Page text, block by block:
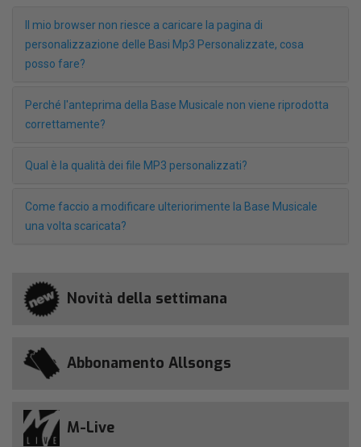
Il mio browser non riesce a caricare la pagina di
personalizzazione delle Basi Mp3 Personalizzate, cosa
posso fare?
Perché l'anteprima della Base Musicale non viene riprodotta
correttamente?
Qual è la qualità dei file MP3 personalizzati?
Come faccio a modificare ulteriorimente la Base Musicale
una volta scaricata?
Novità della settimana
Abbonamento Allsongs
M-Live